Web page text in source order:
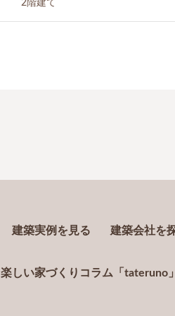
2階建て
建築実例を見る 建築会社を
楽しい家づくりコラム「tateruno」